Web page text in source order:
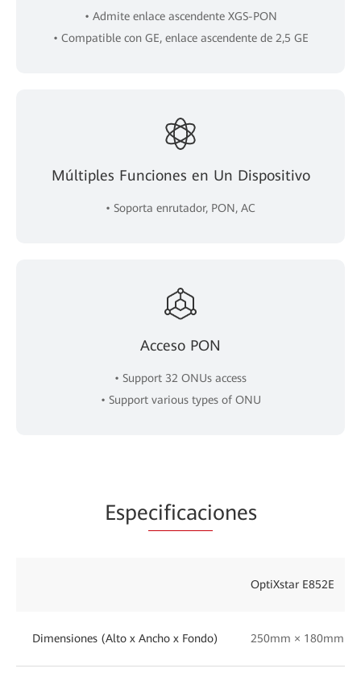
• Admite enlace ascendente XGS-PON
• Compatible con GE, enlace ascendente de 2,5 GE
Múltiples Funciones en Un Dispositivo
• Soporta enrutador, PON, AC
Acceso PON
• Support 32 ONUs access
• Support various types of ONU
Especificaciones
OptiXstar E852E
Dimensiones (Alto x Ancho x Fondo) 250mm × 180mm ×